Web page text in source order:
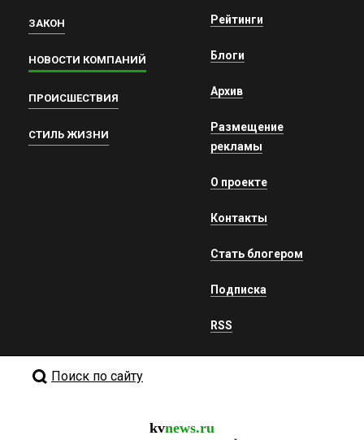
ЗАКОН
НОВОСТИ КОМПАНИЙ
ПРОИСШЕСТВИЯ
СТИЛЬ ЖИЗНИ
Рейтинги
Блоги
Архив
Размещение
рекламы
О проекте
Контакты
Стать блогером
Подписка
RSS
Поиск по сайту
kvnews.ru